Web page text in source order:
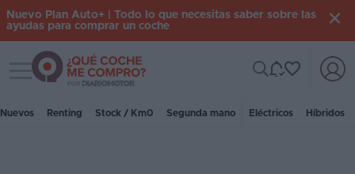
Iniciar
Nuevo Plan Auto+ | Todo lo que necesitas saber sobre las
ayudas para comprar un coche
Toggle navigation
Nuevos Renting Stock / Km0 Segunda mano Eléctricos Híbridos